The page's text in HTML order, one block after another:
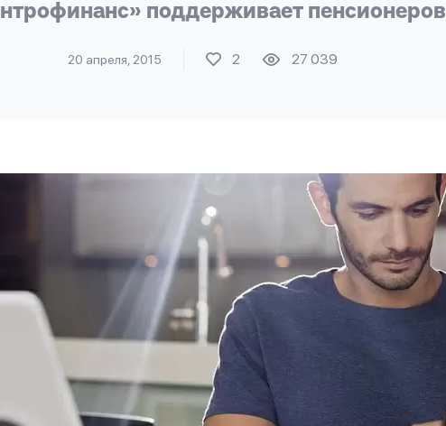
поддерживает пенсионеров
20 апреля, 2015 2 27 039